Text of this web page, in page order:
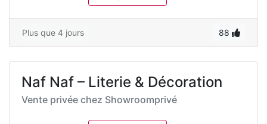
Plus que 4 jours 88
Naf Naf – Literie & Décoration
Vente privée chez Showroomprivé